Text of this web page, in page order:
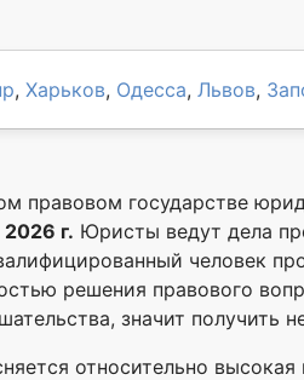
, Харьков, Одесса, Львов,
правовом государстве
2026 г. Юристы ведут дела
человек
решения правового
значит получить
относительно